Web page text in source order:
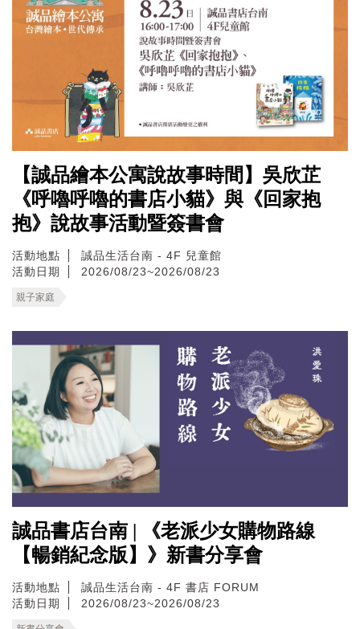
【誠品繪本公寓說故事時間】吳欣芷
《呼嚕呼嚕的書店小貓》與《回家抱
抱》說故事活動暨簽書會
活動地點
誠品生活台南 - 4F 兒童館
活動日期
2026/08/23~2026/08/23
親子家庭
誠品書店台南 | 《老派少女購物路線
【暢銷紀念版】》新書分享會
活動地點
誠品生活台南 - 4F 書店 FORUM
活動日期
2026/08/23~2026/08/23